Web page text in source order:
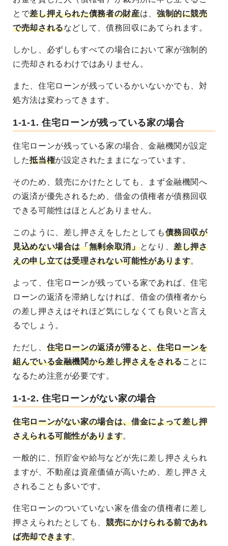
とで差し押えられた債務者の財産は、 強制的に競売
で売却されるなどして、債務回収にあてられます。
しかし、必ずしもすべての場合において家が強制的
に売却されるわけではありません。
また、住宅ローンが残っているかいないかでも、対
処方法は変わってきます。
1-1-1. 住宅ローンが残っている家の場合
住宅ローンが残っている家の場合、金融機関が設定
した抵当権が設定されたままになっています。
そのため、競売にかけたとしても、まず金融機関へ
の返済が優先されるため、借金の債権者が債務回収
できる可能性はほとんどありません。
このように、差し押さえをしたとしても債務回収が
見込めない場合は「無剰余取消」となり、差し押さ
えの申し立ては受理されない可能性があります。
よって、住宅ローンが残っている家であれば、住宅
ローンの返済を滞納しなければ、借金の債権者から
の差し押さえはそれほど気にしなくても良いと言え
るでしょう。
ただし、 住宅ローンの返済が滞ると、住宅ローンを
組んでいる金融機関から差し押さえをされることに
なるため注意が必要です。
1-1-2. 住宅ローンがない家の場合
住宅ローンがない家の場合は、借金によって差し押
さえられる可能性があります。
一般的に、預貯金や給与などが先に差し押さえられ
ますが、不動産は資産価値が高いため、差し押さえ
されることも多いです。
住宅ローンのついていない家を借金の債権者に差し
押さえられたとしても、競売にかけられる前であれ
ば売却できます。